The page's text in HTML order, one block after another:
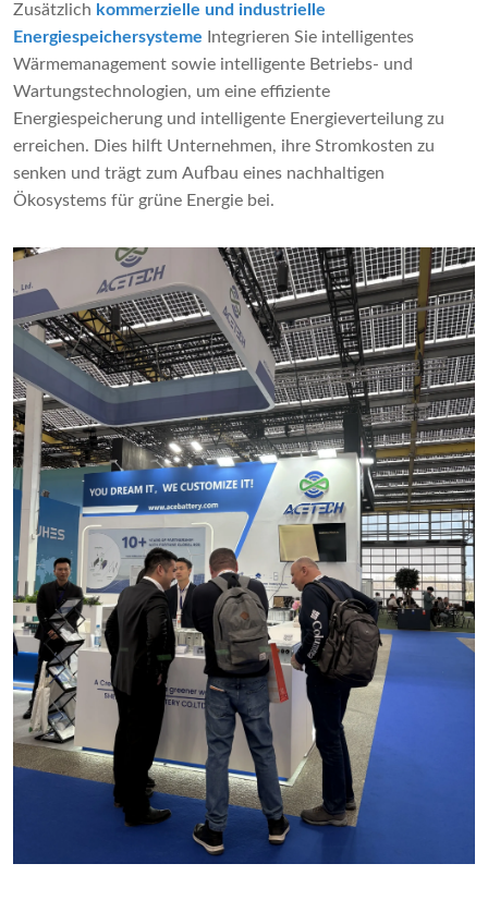
Zusätzlich kommerzielle und industrielle
Energiespeichersysteme Integrieren Sie intelligentes
Wärmemanagement sowie intelligente Betriebs- und
Wartungstechnologien, um eine effiziente
Energiespeicherung und intelligente Energieverteilung zu
erreichen. Dies hilft Unternehmen, ihre Stromkosten zu
senken und trägt zum Aufbau eines nachhaltigen
Ökosystems für grüne Energie bei.